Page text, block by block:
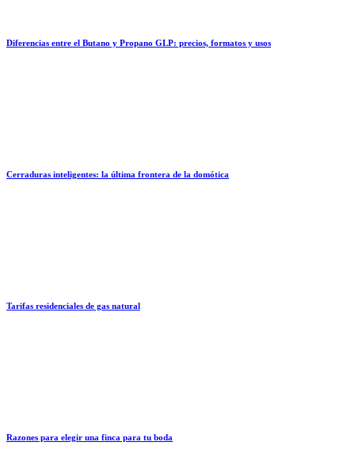
Diferencias entre el Butano y Propano GLP: precios, formatos y usos
Cerraduras inteligentes: la última frontera de la domótica
Tarifas residenciales de gas natural
Razones para elegir una finca para tu boda